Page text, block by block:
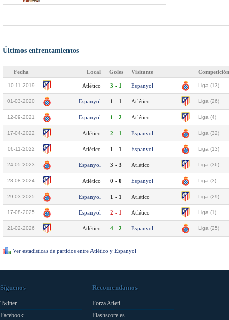
Últimos enfrentamientos
Fecha Local Goles Visitante Competición
10-11-2019 Atlético 3 - 1 Espanyol Liga (13)
01-03-2020 Espanyol 1 - 1 Atlético Liga (26)
12-09-2021 Espanyol 1 - 2 Atlético Liga (4)
17-04-2022 Atlético 2 - 1 Espanyol Liga (32)
06-11-2022 Atlético 1 - 1 Espanyol Liga (13)
24-05-2023 Espanyol 3 - 3 Atlético Liga (36)
28-08-2024 Atlético 0 - 0 Espanyol Liga (3)
29-03-2025 Espanyol 1 - 1 Atlético Liga (29)
17-08-2025 Espanyol 2 - 1 Atlético Liga (1)
21-02-2026 Atlético 4 - 2 Espanyol Liga (25)
Ver estadísticas de partidos entre Atlético y Espanyol
Síguenos
Twitter
Facebook
Recomendamos
Forza Atleti
Flashscore.es